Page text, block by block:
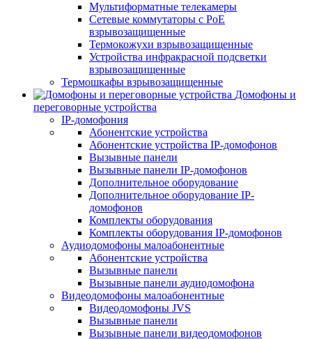
Мультиформатные телекамеры
Сетевые коммутаторы с РоЕ
взрывозащищенные
Термокожухи взрывозащищенные
Устройства инфракрасной подсветки
взрывозащищенные
Термошкафы взрывозащищенные
Домофоны и
переговорные устройства
IP-домофония
Абонентские устройства
Абонентские устройства IP-домофонов
Вызывные панели
Вызывные панели IP-домофонов
Дополнительное оборудование
Дополнительное оборудование IP-
домофонов
Комплекты оборудования
Комплекты оборудования IP-домофонов
Аудиодомофоны малоабонентные
Абонентские устройства
Вызывные панели
Вызывные панели аудиодомофона
Видеодомофоны малоабонентные
Видеодомофоны JVS
Вызывные панели
Вызывные панели видеодомофонов